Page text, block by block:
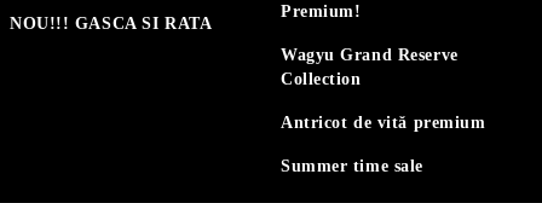
NOU!!! GASCA SI RATA
Premium!
Wagyu Grand Reserve
Collection
Antricot de vită premium
Summer time sale